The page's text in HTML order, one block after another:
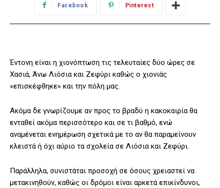
Facebook Pinterest
Έντονη είναι η χιονόπτωση τις τελευταίες δύο ώρες σε
Χασιά, Άνω Λιόσια και Ζεφύρι καθώς ο χιονιάς
«επισκέφθηκε» και την πόλη μας.
Ακόμα δε γνωρίζουμε αν προς το βραδύ η κακοκαιρία θα
ενταθεί ακόμα περισσότερο και σε τι βαθμό, ενώ
αναμένεται ενημέρωση σχετικά με το αν θα παραμείνουν
κλειστά ή όχι αύριο τα σχολεία σε Λιόσια και Ζεφύρι.
Παράλληλα, συνιστάται προσοχή σε όσους χρειαστεί να
μετακινηθούν, καθώς οι δρόμοι είναι αρκετά επικίνδυνοι,